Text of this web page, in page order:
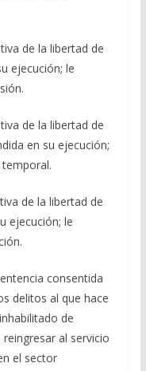
de la libertad de
ejecución; le
de la libertad de
en su ejecución;
de la libertad de
ejecución; le
consentida
delitos al que hace
de
al servicio
el sector